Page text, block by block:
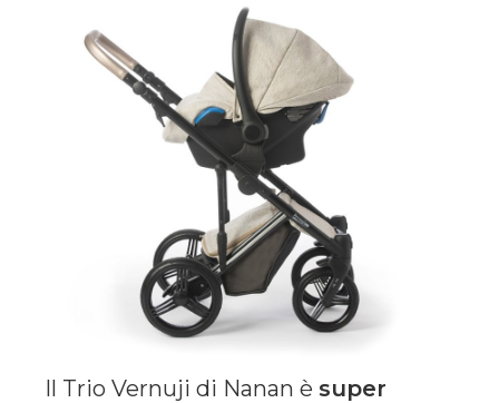
Il Trio Vernuji di Nanan è super